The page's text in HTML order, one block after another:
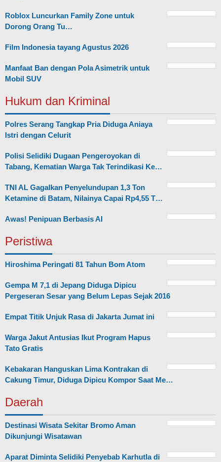
Roblox Luncurkan Family Zone untuk
Dorong Orang Tu…
Film Indonesia tayang Agustus 2026
Manfaat Ban dengan Pola Asimetrik untuk
Mobil SUV
Hukum dan Kriminal
Polres Serang Tangkap Pria Diduga Aniaya
Istri dengan Celurit
Polisi Selidiki Dugaan Pengeroyokan di
Tabang, Kematian Warga Tak Terindikasi Ke…
TNI AL Gagalkan Penyelundupan 1,3 Ton
Ketamine di Batam, Nilainya Capai Rp4,55 T…
Awas! Penipuan Berbasis AI
Peristiwa
Hiroshima Peringati 81 Tahun Bom Atom
Gempa M 7,1 di Jepang Diduga Dipicu
Pergeseran Sesar yang Belum Lepas Sejak 2016
Empat Titik Unjuk Rasa di Jakarta Jumat ini
Warga Jakut Antusias Ikut Program Hapus
Tato Gratis
Kebakaran Hanguskan Lima Kontrakan di
Cakung Timur, Diduga Dipicu Kompor Saat Me…
Daerah
Destinasi Wisata Sekitar Bromo Aman
Dikunjungi Wisatawan
Aparat Diminta Selidiki Penyebab Karhutla di